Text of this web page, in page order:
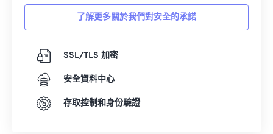
了解更多關於我們對安全的承諾
SSL/TLS 加密
安全資料中心
存取控制和身份驗證